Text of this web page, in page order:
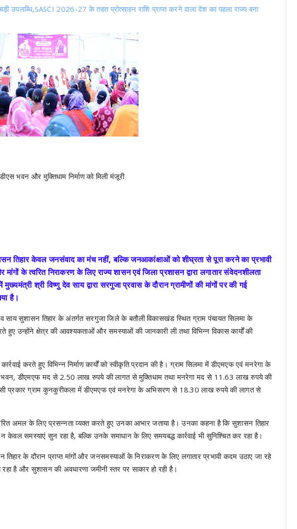
उपलब्धि,SASCI 2026-27 के तहत प्रोत्साहन राशि प्राप्त करने वाला देश का पहला राज्य बना
भवन और मुक्तिधाम निर्माण को मिली मंजूरी
तिहार केवल जनसंवाद का मंच नहीं, बल्कि जनआकांक्षाओं को शीघ्रता से पूरा करने का प्रभावी
के त्वरित निराकरण के लिए राज्य शासन एवं जिला प्रशासन द्वारा लगातार संवेदनशीलता
श्री विष्णु देव साय द्वारा सरगुजा प्रवास के दौरान ग्रामीणों की मांगों पर की गई
है।
सुशासन तिहार के अंतर्गत सरगुजा जिले के बतौली विकासखंड स्थित ग्राम पंचायत सिलमा के
हुए उन्होंने क्षेत्र की आवश्यकताओं और समस्याओं की जानकारी ली तथा विभिन्न विकास कार्यों की
करते हुए विभिन्न निर्माण कार्यों को स्वीकृति प्रदान की है। ग्राम सिलमा में डीएमएफ एवं मनरेगा के
डीएमएफ मद से 2.50 लाख रुपये की लागत से मुक्तिधाम तथा मनरेगा मद से 11.63 लाख रुपये की
प्रकार ग्राम कुनकुरीकला में डीएमएफ एवं मनरेगा के अभिसरण से 18.30 लाख रुपये की लागत से
अमल के लिए प्रसन्नता व्यक्त करते हुए उनका आभार जताया है। उनका कहना है कि सुशासन तिहार
समस्याएं सुन रहा है, बल्कि उनके समाधान के लिए समयबद्ध कार्रवाई भी सुनिश्चित कर रहा है।
के दौरान प्राप्त मांगों और जनसमस्याओं के निराकरण के लिए लगातार प्रभावी कदम उठाए जा रहे
है और सुशासन की अवधारणा जमीनी स्तर पर साकार हो रही है।